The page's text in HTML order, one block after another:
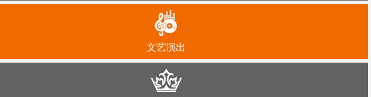
文艺演出